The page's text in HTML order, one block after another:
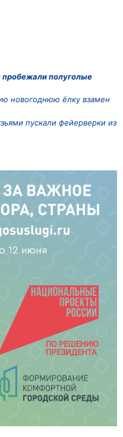
пробежали полуголые
новогоднюю ёлку взамен
пускали фейерверки из